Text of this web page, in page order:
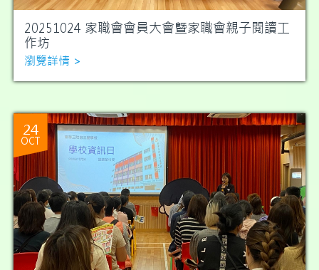
20251024 家職會會員大會曁家職會親子閱讀工
作坊
瀏覽詳情 >
24
OCT